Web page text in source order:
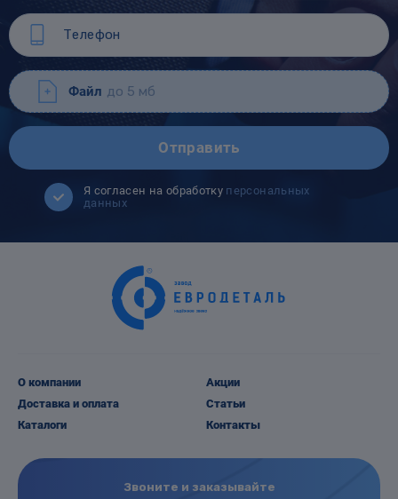
Файл до 5 мб
Отправить
Я согласен на обработку персональных
данных
О компании
Доставка и оплата
Каталоги
Акции
Статьи
Контакты
Звоните и заказывайте